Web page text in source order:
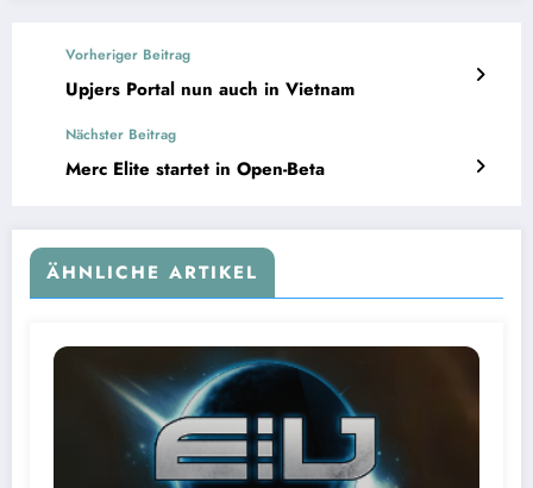
Vorheriger Beitrag
Upjers Portal nun auch in Vietnam
Nächster Beitrag
Merc Elite startet in Open-Beta
ÄHNLICHE ARTIKEL